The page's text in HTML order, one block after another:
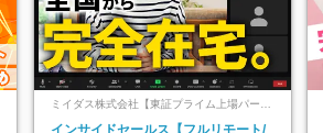
ミイダス株式会社【東証プライム上場パーソ
インサイドセールス【フルリモート/